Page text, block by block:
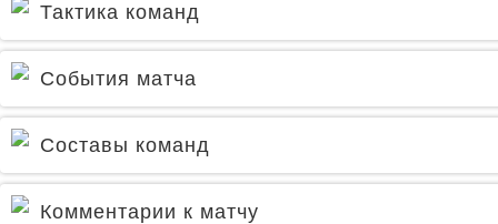
Тактика команд
События матча
Составы команд
Комментарии к матчу